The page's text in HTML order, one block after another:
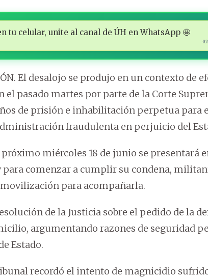
tu celular, unite al canal de ÚH en WhatsApp 🤩
El desalojo se produjo en un contexto de
pasado martes por parte de la Corte
de prisión e inhabilitación perpetua para
fraudulenta en perjuicio del
miércoles 18 de junio se presentará
para comenzar a cumplir su condena,
para acompañarla.
de la Justicia sobre el pedido de la
argumentando razones de seguridad
Estado.
recordó el intento de magnicidio